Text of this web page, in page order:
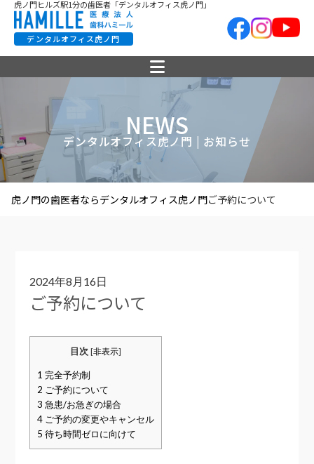
虎ノ門ヒルズ駅1分の歯医者「デンタルオフィス虎ノ門」
デンタルオフィス虎ノ門
NEWS
デンタルオフィス虎ノ門 | お知らせ
虎ノ門の歯医者ならデンタルオフィス虎ノ門ご予約について
2024年8月16日
ご予約について
目次 [非表示]
1 完全予約制
2 ご予約について
3 急患/お急ぎの場合
4 ご予約の変更やキャンセル
5 待ち時間ゼロに向けて